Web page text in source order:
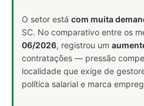
O setor está com muita
SC. No comparativo entre os
06/2026, registrou um
contratações — pressão
localidade que exige de
política salarial e marca